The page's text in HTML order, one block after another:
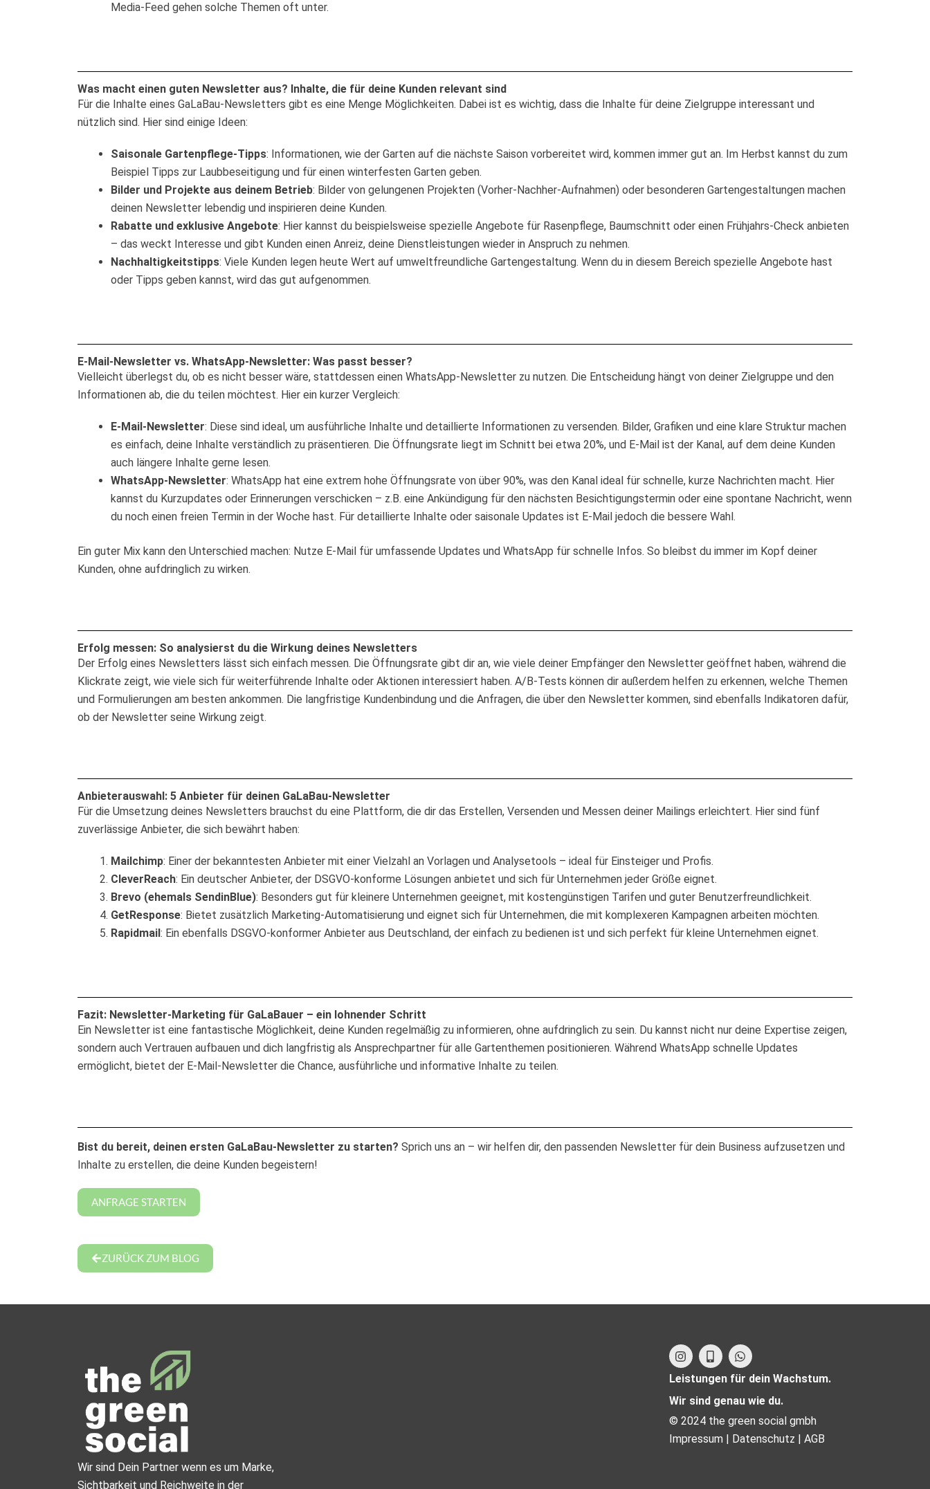
Media-Feed gehen solche Themen oft unter.
Was macht einen guten Newsletter aus? Inhalte, die für deine Kunden relevant sind
Für die Inhalte eines GaLaBau-Newsletters gibt es eine Menge Möglichkeiten. Dabei ist es wichtig, dass die Inhalte für deine Zielgruppe interessant und
nützlich sind. Hier sind einige Ideen:
Saisonale Gartenpflege-Tipps: Informationen, wie der Garten auf die nächste Saison vorbereitet wird, kommen immer gut an. Im Herbst kannst du zum
Beispiel Tipps zur Laubbeseitigung und für einen winterfesten Garten geben.
Bilder und Projekte aus deinem Betrieb: Bilder von gelungenen Projekten (Vorher-Nachher-Aufnahmen) oder besonderen Gartengestaltungen machen
deinen Newsletter lebendig und inspirieren deine Kunden.
Rabatte und exklusive Angebote: Hier kannst du beispielsweise spezielle Angebote für Rasenpflege, Baumschnitt oder einen Frühjahrs-Check anbieten
– das weckt Interesse und gibt Kunden einen Anreiz, deine Dienstleistungen wieder in Anspruch zu nehmen.
Nachhaltigkeitstipps: Viele Kunden legen heute Wert auf umweltfreundliche Gartengestaltung. Wenn du in diesem Bereich spezielle Angebote hast
oder Tipps geben kannst, wird das gut aufgenommen.
E-Mail-Newsletter vs. WhatsApp-Newsletter: Was passt besser?
Vielleicht überlegst du, ob es nicht besser wäre, stattdessen einen WhatsApp-Newsletter zu nutzen. Die Entscheidung hängt von deiner Zielgruppe und den
Informationen ab, die du teilen möchtest. Hier ein kurzer Vergleich:
E-Mail-Newsletter: Diese sind ideal, um ausführliche Inhalte und detaillierte Informationen zu versenden. Bilder, Grafiken und eine klare Struktur machen
es einfach, deine Inhalte verständlich zu präsentieren. Die Öffnungsrate liegt im Schnitt bei etwa 20%, und E-Mail ist der Kanal, auf dem deine Kunden
auch längere Inhalte gerne lesen.
WhatsApp-Newsletter: WhatsApp hat eine extrem hohe Öffnungsrate von über 90%, was den Kanal ideal für schnelle, kurze Nachrichten macht. Hier
kannst du Kurzupdates oder Erinnerungen verschicken – z.B. eine Ankündigung für den nächsten Besichtigungstermin oder eine spontane Nachricht, wenn
du noch einen freien Termin in der Woche hast. Für detaillierte Inhalte oder saisonale Updates ist E-Mail jedoch die bessere Wahl.
Ein guter Mix kann den Unterschied machen: Nutze E-Mail für umfassende Updates und WhatsApp für schnelle Infos. So bleibst du immer im Kopf deiner
Kunden, ohne aufdringlich zu wirken.
Erfolg messen: So analysierst du die Wirkung deines Newsletters
Der Erfolg eines Newsletters lässt sich einfach messen. Die Öffnungsrate gibt dir an, wie viele deiner Empfänger den Newsletter geöffnet haben, während die
Klickrate zeigt, wie viele sich für weiterführende Inhalte oder Aktionen interessiert haben. A/B-Tests können dir außerdem helfen zu erkennen, welche Themen
und Formulierungen am besten ankommen. Die langfristige Kundenbindung und die Anfragen, die über den Newsletter kommen, sind ebenfalls Indikatoren dafür,
ob der Newsletter seine Wirkung zeigt.
Anbieterauswahl: 5 Anbieter für deinen GaLaBau-Newsletter
Für die Umsetzung deines Newsletters brauchst du eine Plattform, die dir das Erstellen, Versenden und Messen deiner Mailings erleichtert. Hier sind fünf
zuverlässige Anbieter, die sich bewährt haben:
Mailchimp: Einer der bekanntesten Anbieter mit einer Vielzahl an Vorlagen und Analysetools – ideal für Einsteiger und Profis.
CleverReach: Ein deutscher Anbieter, der DSGVO-konforme Lösungen anbietet und sich für Unternehmen jeder Größe eignet.
Brevo (ehemals SendinBlue): Besonders gut für kleinere Unternehmen geeignet, mit kostengünstigen Tarifen und guter Benutzerfreundlichkeit.
GetResponse: Bietet zusätzlich Marketing-Automatisierung und eignet sich für Unternehmen, die mit komplexeren Kampagnen arbeiten möchten.
Rapidmail : Ein ebenfalls DSGVO-konformer Anbieter aus Deutschland, der einfach zu bedienen ist und sich perfekt für kleine Unternehmen eignet.
Fazit: Newsletter-Marketing für GaLaBauer – ein lohnender Schritt
Ein Newsletter ist eine fantastische Möglichkeit, deine Kunden regelmäßig zu informieren, ohne aufdringlich zu sein. Du kannst nicht nur deine Expertise zeigen,
sondern auch Vertrauen aufbauen und dich langfristig als Ansprechpartner für alle Gartenthemen positionieren. Während WhatsApp schnelle Updates
ermöglicht, bietet der E-Mail-Newsletter die Chance, ausführliche und informative Inhalte zu teilen.
Bist du bereit, deinen ersten GaLaBau-Newsletter zu starten? Sprich uns an – wir helfen dir, den passenden Newsletter für dein Business aufzusetzen und
Inhalte zu erstellen, die deine Kunden begeistern!
ANFRAGE STARTEN
ZURÜCK ZUM BLOG
Wir sind Dein Partner wenn es um Marke,
Sichtbarkeit und Reichweite in der
I
n
s
t
a
g
r
m
M
o
i
l
e
-
l
W
h
a
t
s
a
p
Leistungen für dein Wachstum.
Wir sind genau wie du.
© 2024 the green social gmbh
Impressum | Datenschutz | AGB